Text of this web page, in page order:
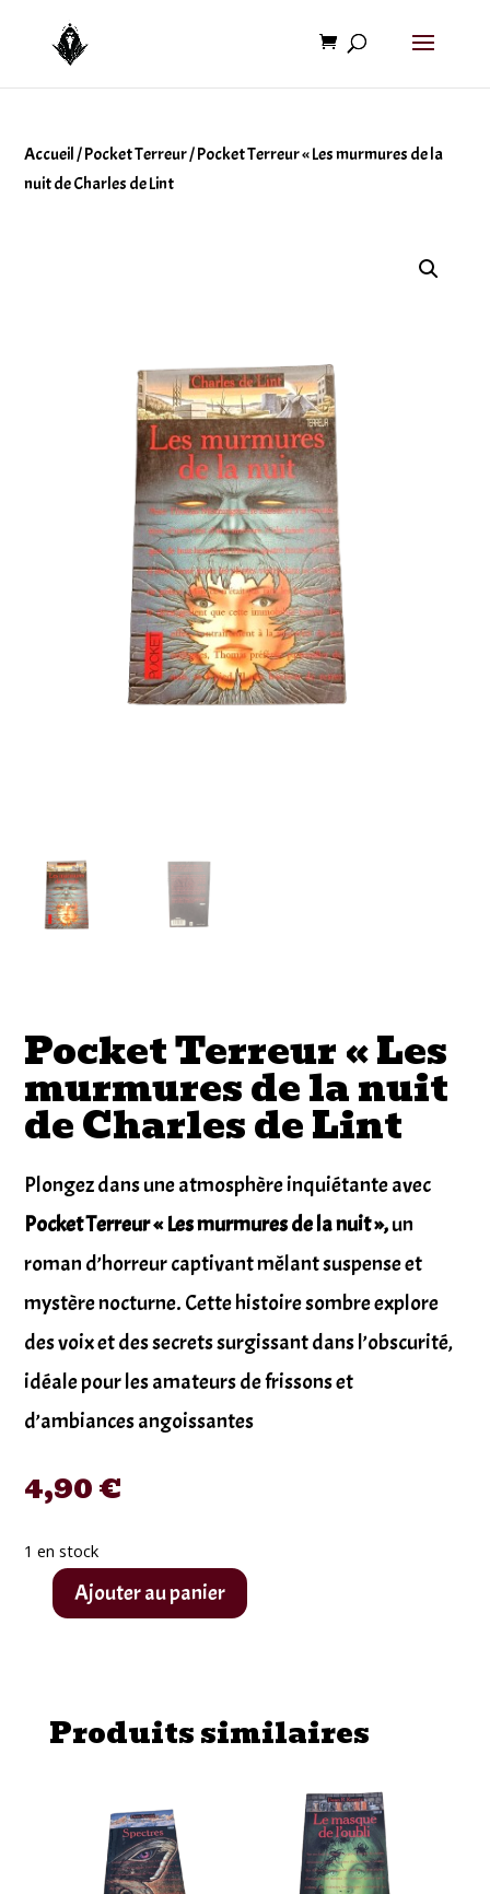
Accueil/Pocket Terreur/ Pocket Terreur « Les murmures de la
nuit de Charles de Lint
Pocket Terreur « Les
murmures de la nuit
de Charles de Lint
Plongez dans une atmosphère inquiétante avec
Pocket Terreur « Les murmures de la nuit »,un
roman d’horreur captivant mêlant suspense et
mystère nocturne. Cette histoire sombre explore
des voix et des secrets surgissant dans l’obscurité,
idéale pour les amateurs de frissons et
d’ambiances angoissantes
4,90€
1 en stock
quantité
"Les
Ajouter au panier
Produits similaires